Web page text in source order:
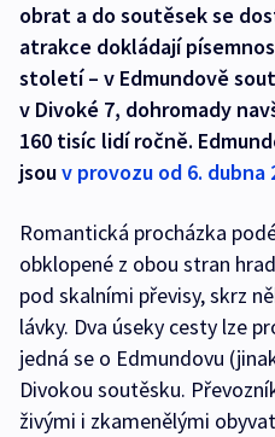
obrat a do soutěsek se
atrakce dokládají
století – v Edmundově
v Divoké 7, dohromady
160 tisíc lidí ročně.
jsouv provozu od 6. dubna
Romantická procházka
obklopené z obou stran
pod skalními převisy, skrz
lávky. Dva úseky cesty lze
jedná se o Edmundovu
Divokou soutěsku.
živými i zkamenělými